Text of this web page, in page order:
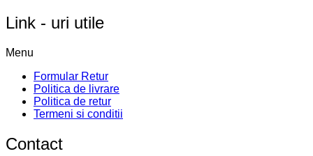
Link - uri utile
Menu
Formular Retur
Politica de livrare
Politica de retur
Termeni si conditii
Contact